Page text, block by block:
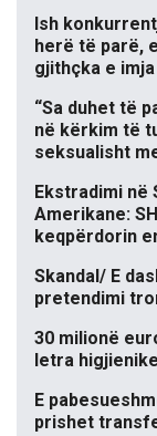
Ish
herë të parë,
gjithçka e imja
“Sa duhet të
në kërkim të
seksualisht
Ekstradimi në
Amerikane:
keqpërdorin
Skandal/ E
pretendimi
30 milionë
letra
E
prishet